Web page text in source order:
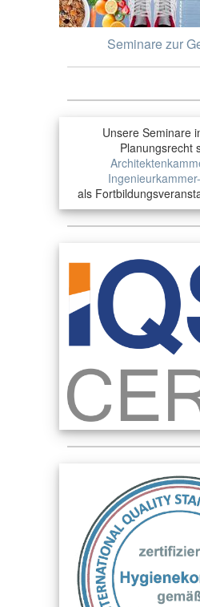
Seminare zur
Unsere Seminare
Planungsrecht
als